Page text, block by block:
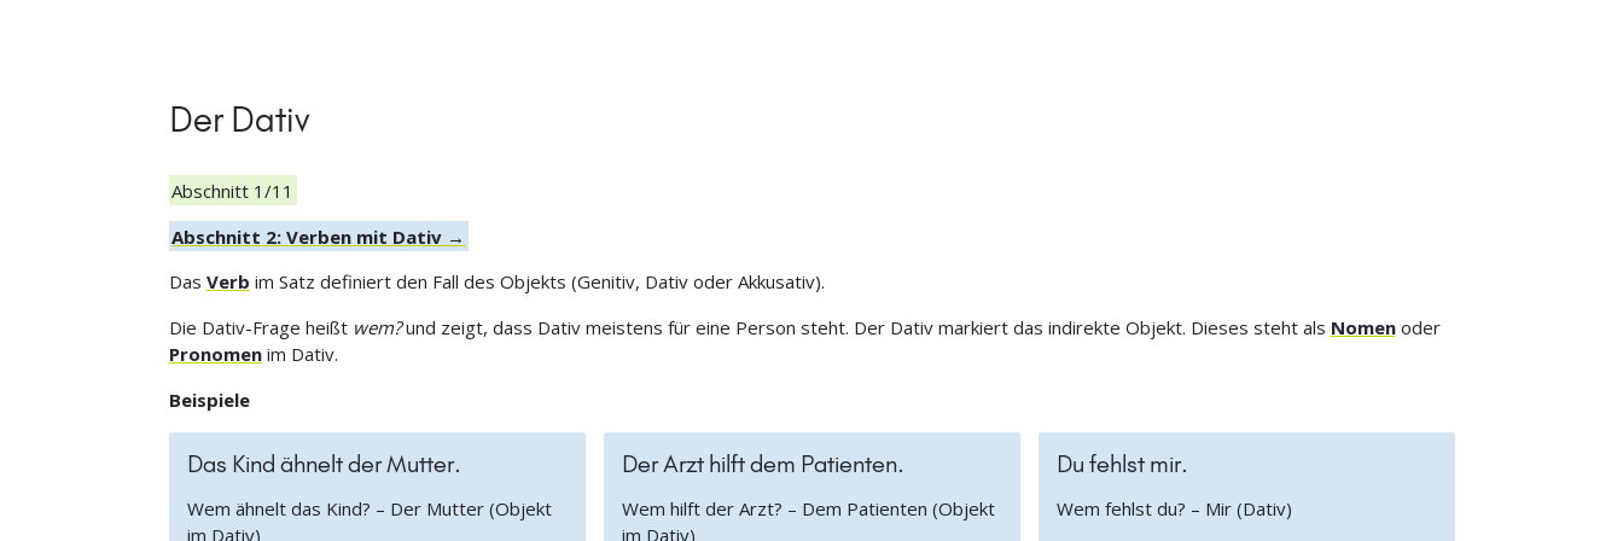
Der Dativ
Abschnitt 1/11
Abschnitt 2: Verben mit Dativ →
Das Verb im Satz definiert den Fall des Objekts (Genitiv, Dativ oder Akkusativ).
Die Dativ-Frage heißt wem?und zeigt, dass Dativ meistens für eine Person steht. Der Dativ markiert das indirekte Objekt. Dieses steht als Nomenoder
Pronomenim Dativ.
Beispiele
Das Kind ähnelt der Mutter.
Wem ähnelt das Kind? – Der Mutter (Objekt
im Dativ)
Der Arzt hilft dem Patienten.
Wem hilft der Arzt? – Dem Patienten (Objekt
im Dativ)
Du fehlst mir.
Wem fehlst du? – Mir (Dativ)